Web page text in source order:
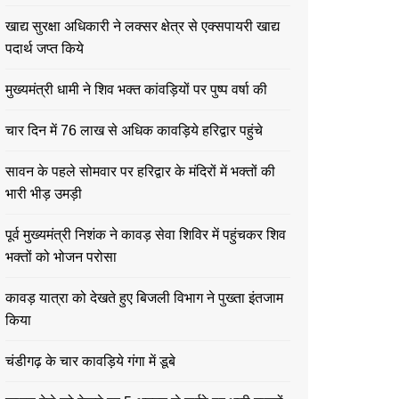
खाद्य सुरक्षा अधिकारी ने लक्सर क्षेत्र से एक्सपायरी खाद्य
पदार्थ जप्त किये
मुख्यमंत्री धामी ने शिव भक्त कांवड़ियों पर पुष्प वर्षा की
चार दिन में 76 लाख से अधिक कावड़िये हरिद्वार पहुंचे
सावन के पहले सोमवार पर हरिद्वार के मंदिरों में भक्तों की
भारी भीड़ उमड़ी
पूर्व मुख्यमंत्री निशंक ने कावड़ सेवा शिविर में पहुंचकर शिव
भक्तों को भोजन परोसा
कावड़ यात्रा को देखते हुए बिजली विभाग ने पुख्ता इंतजाम
किया
चंडीगढ़ के चार कावड़िये गंगा में डूबे